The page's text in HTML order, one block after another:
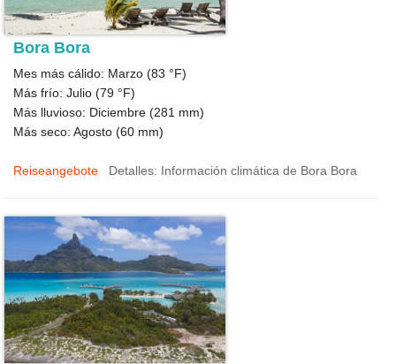
Bora Bora
Mes más cálido: Marzo (83 °F)
Más frío: Julio (79 °F)
Más lluvioso: Diciembre (281 mm)
Más seco: Agosto (60 mm)
Reiseangebote Detalles: Información climática de Bora Bora